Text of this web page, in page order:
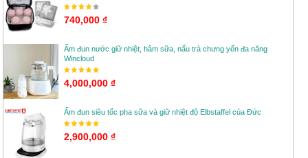
740,000 ₫
Ấm đun nước giữ nhiệt, hâm sữa, nấu trà chưng yến đa năng
Wincloud
4,000,000 ₫
Ấm đun siêu tốc pha sữa và giữ nhiệt độ Elbstaffel của Đức
2,900,000 ₫